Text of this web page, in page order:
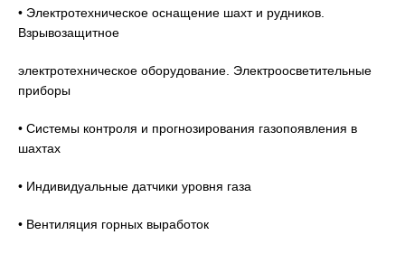
• Электротехническое оснащение шахт и рудников.
Взрывозащитное
электротехническое оборудование. Электроосветительные
приборы
• Системы контроля и прогнозирования газопоявления в
шахтах
• Индивидуальные датчики уровня газа
• Вентиляция горных выработок